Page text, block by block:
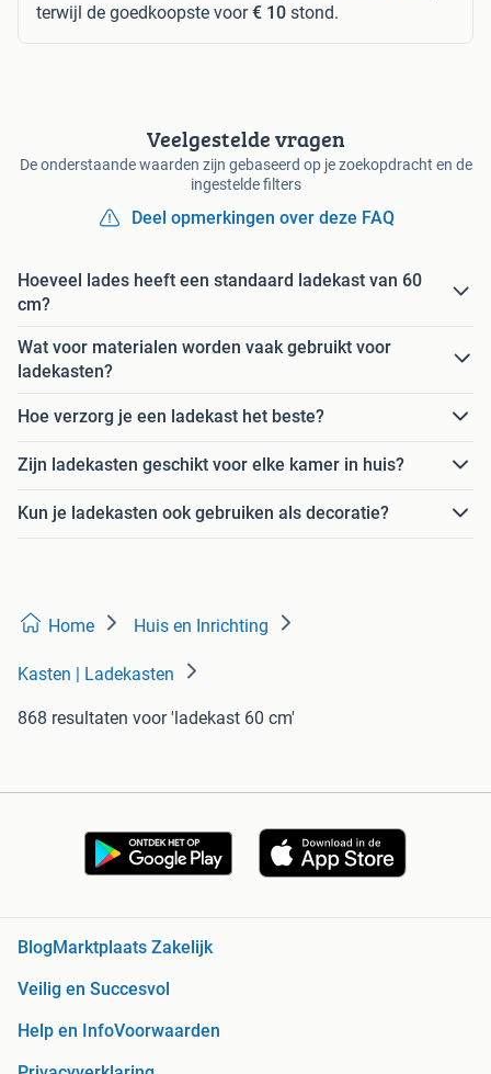
terwijl de goedkoopste voor€ 10 stond.
Veelgestelde vragen
De onderstaande waarden zijn gebaseerd op je zoekopdracht en de
ingestelde filters
Deel opmerkingen over deze FAQ
Hoeveel lades heeft een standaard ladekast van 60
cm?
Wat voor materialen worden vaak gebruikt voor
ladekasten?
Hoe verzorg je een ladekast het beste?
Zijn ladekasten geschikt voor elke kamer in huis?
Kun je ladekasten ook gebruiken als decoratie?
Home Huis en Inrichting
Kasten | Ladekasten
868 resultaten voor 'ladekast 60 cm'
BlogMarktplaats Zakelijk
Veilig en Succesvol
Help en InfoVoorwaarden